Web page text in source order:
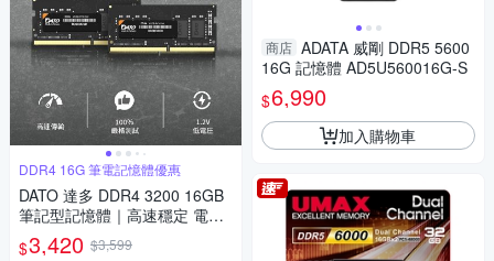
DDR4 16G 筆電記憶體優惠
DATO 達多 DDR4 3200 16GB
筆記型記憶體｜高速穩定 電腦
瞬間加速(DT16G4DSDND32)
$3,420 $3,599
商店 ADATA 威剛 DDR5 5600
16G 記憶體 AD5U560016G-S
$6,990
加入購物車